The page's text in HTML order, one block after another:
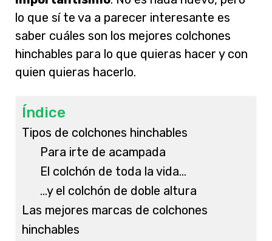
lo que sí te va a parecer interesante es
saber cuáles son los mejores colchones
hinchables para lo que quieras hacer y con
quien quieras hacerlo.
Índice
Tipos de colchones hinchables
Para irte de acampada
El colchón de toda la vida…
…y el colchón de doble altura
Las mejores marcas de colchones
hinchables